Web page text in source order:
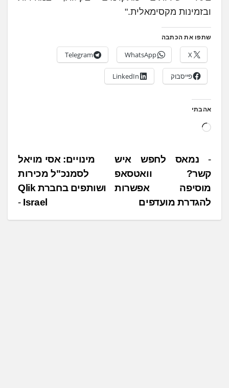
ובזמינות מקסימאלית."
שתפו את הכתבה
X
WhatsApp
Telegram
פייסבוק LinkedIn
אהבתי
ט
ע
ן
.
.
נ
י
ו
מינויים: אסי מויאל
לסמנכ"ל מכירות
ושותפים בחברת Qlik
Israel
נמאס לחפש איש
קשר? וואטסאפ
מוסיפה אפשרות
להגדרת מועדפים